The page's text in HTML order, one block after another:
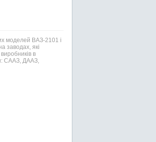
моделей ВАЗ-2101 і
заводах, які
в
СААЗ, ДААЗ,